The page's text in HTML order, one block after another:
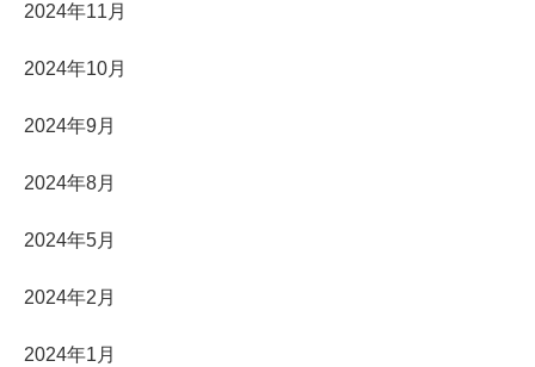
2024年11月
2024年10月
2024年9月
2024年8月
2024年5月
2024年2月
2024年1月